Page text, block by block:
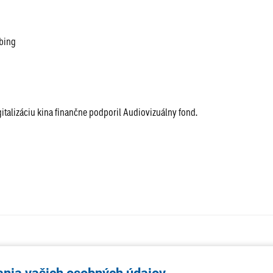
kina finančne podporil Audiovizuálny fond.
AKTUALITY TÉMA